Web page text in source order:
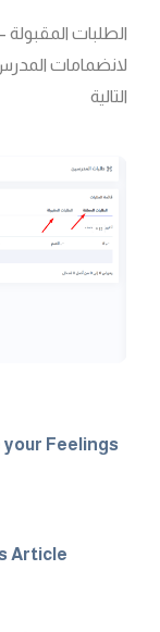
الطلبات
لانضمامات
التالية
your Feelings
Article :